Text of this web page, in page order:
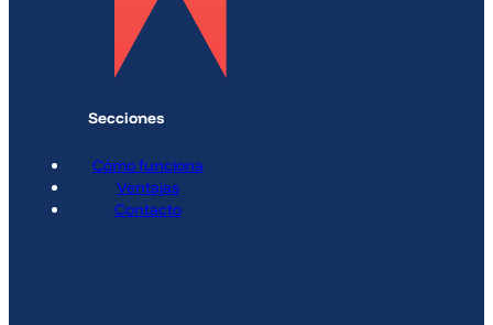
Secciones
Cómo funciona
Ventajas
Contacto